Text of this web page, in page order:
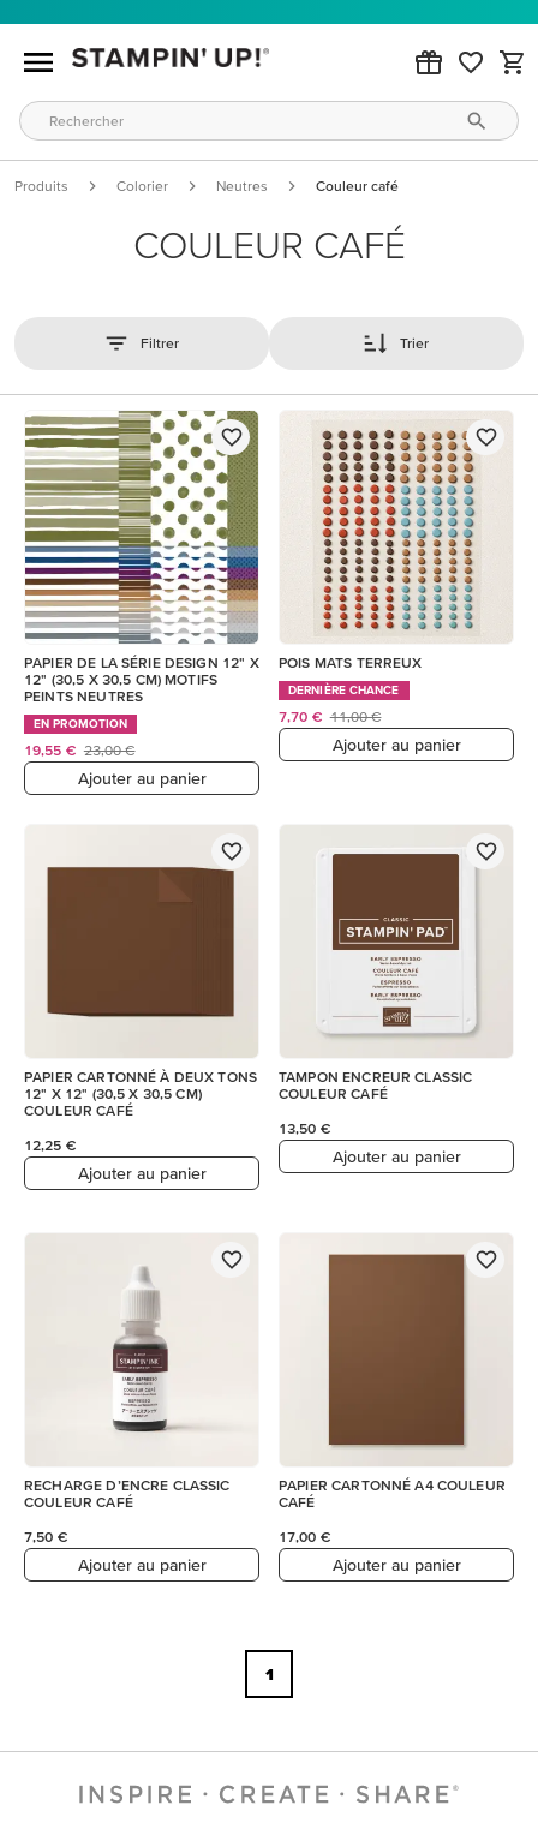
Produits Colorier Neutres Couleur café
COULEUR CAFÉ
Filtrer Trier
PAPIER DE LA SÉRIE DESIGN 12" X
12" (30,5 X 30,5 CM) MOTIFS
PEINTS NEUTRES
EN PROMOTION
19,55 € 23,00 €
Ajouter au panier
POIS MATS TERREUX
DERNIÈRE CHANCE
7,70 € 11,00 €
Ajouter au panier
PAPIER CARTONNÉ À DEUX TONS
12" X 12" (30,5 X 30,5 CM)
COULEUR CAFÉ
12,25 €
Ajouter au panier
TAMPON ENCREUR CLASSIC
COULEUR CAFÉ
13,50 €
Ajouter au panier
RECHARGE D’ENCRE CLASSIC
COULEUR CAFÉ
7,50 €
Ajouter au panier
PAPIER CARTONNÉ A4 COULEUR
CAFÉ
17,00 €
Ajouter au panier
1